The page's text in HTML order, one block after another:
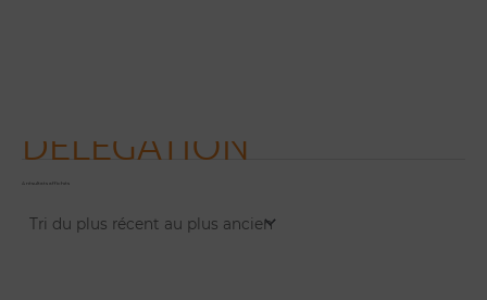
DELEGATION
4 résultats affichés